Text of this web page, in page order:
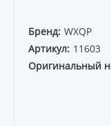
Бренд: WXQP
Артикул: 11603
Оригинальный